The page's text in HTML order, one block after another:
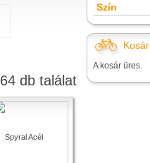
64 db találat
Szín
Kosár
A kosár üres.